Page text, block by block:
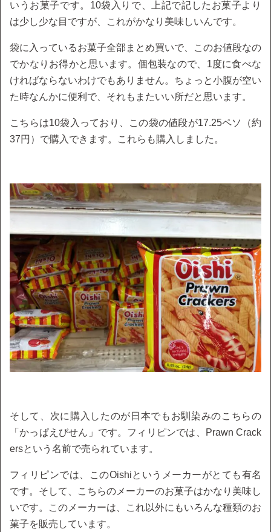
いうお菓子です。10袋入りで、上記で記したお菓子より
は少し少な目ですが、これがかなり美味しいんです。
袋に入っているお菓子全部まとめ買いで、このお値段なの
でかなりお得かと思います。個包装なので、1度に食べな
ければならないわけでもありません。ちょっと小腹が空い
た時なんかに便利で、それもまたいい所だと思います。
こちらは10袋入っており、この袋の値段が17.25ペソ（約
37円）で購入できます。これらも購入しました。
そして、次に購入したのが日本でもお馴染みのこちらの
「かっぱえびせん」です。フィリピンでは、Prawn Crack
ersという名前で売られています。
フィリピンでは、このOishiというメーカーがとても有名
です。そして、こちらのメーカーのお菓子はかなり美味し
いです。このメーカーは、これ以外にもいろんな種類のお
菓子を販売しています。